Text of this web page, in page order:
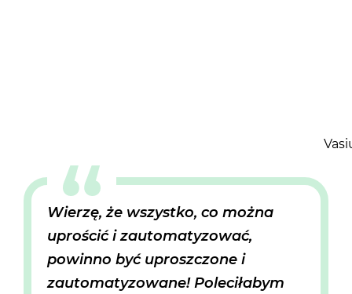
Wierzę, że wszystko, co można
uprościć i zautomatyzować,
powinno być uproszczone i
zautomatyzowane!Poleciłabym